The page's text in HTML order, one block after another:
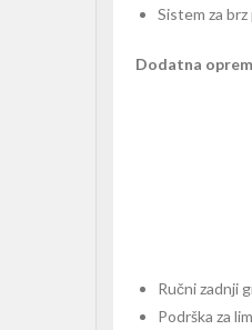
Sistem za
Dodatna
Ručni zadnji
Podrška za